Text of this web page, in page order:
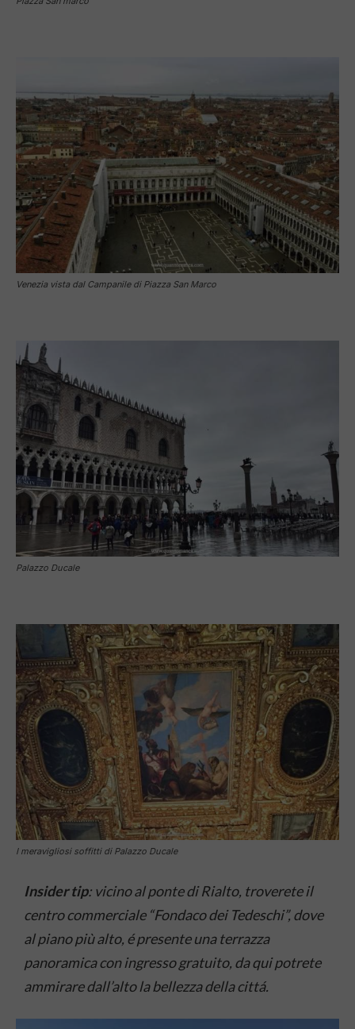
Venezia vista dal Campanile di Piazza San Marco
Palazzo Ducale
I meravigliosi soffitti di Palazzo Ducale
Insider tip: vicino al ponte di Rialto, troverete il
centro commerciale “Fondaco dei Tedeschi”, dove
al piano più alto, é presente una terrazza
panoramica con ingresso gratuito, da qui potrete
ammirare dall’alto la bellezza della cittá.